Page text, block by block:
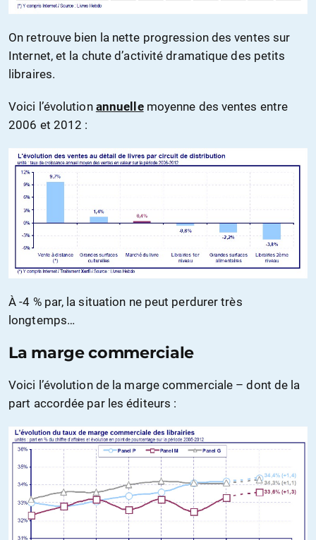
On retrouve bien la nette progression des ventes sur
Internet, et la chute d’activité dramatique des petits
libraires.
Voici l’évolution annuellemoyenne des ventes entre
2006 et 2012 :
À -4 % par, la situation ne peut perdurer très
longtemps…
La marge commerciale
Voici l’évolution de la marge commerciale – dont de la
part accordée par les éditeurs :